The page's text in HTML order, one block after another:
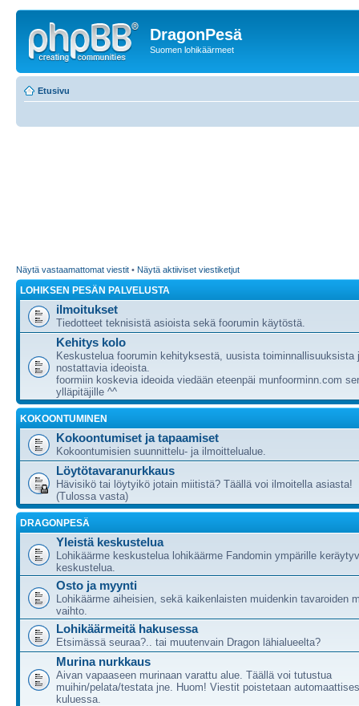
DragonPesä
Suomen lohikäärmeet
Etusivu
Näytä vastaamattomat viestit • Näytä aktiiviset viestiketjut
LOHIKSEN PESÄN PALVELUSTA
ilmoitukset
Tiedotteet teknisistä asioista sekä foorumin käytöstä.
Kehitys kolo
Keskustelua foorumin kehityksestä, uusista toiminnallisuuksista
nostattavia ideoista.
foormiin koskevia ideoida viedään eteenpäi munfoorminn.com
ylläpitäjille ^^
KOKOONTUMINEN
Kokoontumiset ja tapaamiset
Kokoontumisien suunnittelu- ja ilmoittelualue.
Löytötavaranurkkaus
Hävisikö tai löytyikö jotain miitistä? Täällä voi ilmoitella asiasta!
(Tulossa vasta)
DRAGONPESÄ
Yleistä keskustelua
Lohikäärme keskustelua lohikäärme Fandomin ympärille
keskustelua.
Osto ja myynti
Lohikäärme aiheisien, sekä kaikenlaisten muidenkin tavaroiden
vaihto.
Lohikäärmeitä hakusessa
Etsimässä seuraa?.. tai muutenvain Dragon lähialueelta?
Murina nurkkaus
Aivan vapaaseen murinaan varattu alue. Täällä voi tutustua
muihin/pelata/testata jne. Huom! Viestit poistetaan
kuluessa.